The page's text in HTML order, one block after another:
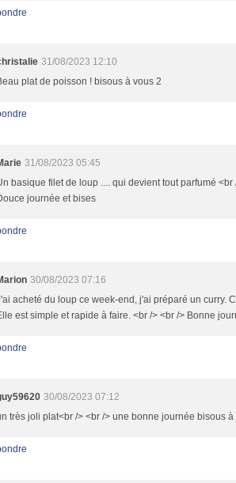
31/08/2023 12:10
plat de poisson ! bisous à vous 2
31/08/2023 05:45
basique filet de loup .... qui devient tout parfumé
journée et bises
30/08/2023 07:16
acheté du loup ce week-end, j'ai préparé un curry.
est simple et rapide à faire. <br /> <br /> Bonne
30/08/2023 07:12
très joli plat<br /> <br /> une bonne journée bisous